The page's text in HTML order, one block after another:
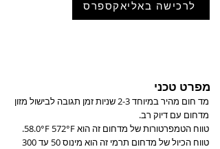
לרכישה באליאקספרס
מפרט טכני
מד חום מהיר במיוחד 2-3 שניות זמן תגובה לבישול מזון
מדחום עם דיוק רב.
טווח הטמפרטורות של מדחום זה הוא 58.0°F 572°F.
טווח הכיול של מדחום תרמי זה הוא מינוס 50 עד 300